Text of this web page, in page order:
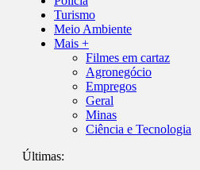
Turismo
Meio Ambiente
Mais +
Filmes em cartaz
Agronegócio
Empregos
Geral
Minas
Ciência e Tecnologia
Últimas: